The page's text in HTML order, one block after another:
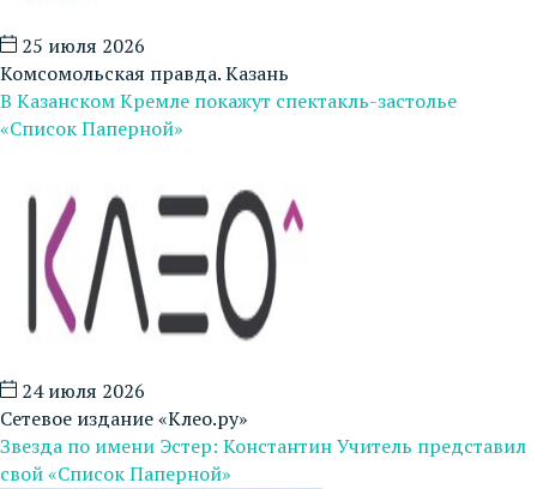
25 июля 2026
Комсомольская правда. Казань
В Казанском Кремле покажут спектакль-застолье
«Список Паперной»
24 июля 2026
Сетевое издание «Клео.ру»
Звезда по имени Эстер: Константин Учитель представил
свой «Список Паперной»